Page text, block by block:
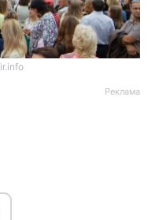
Реклама